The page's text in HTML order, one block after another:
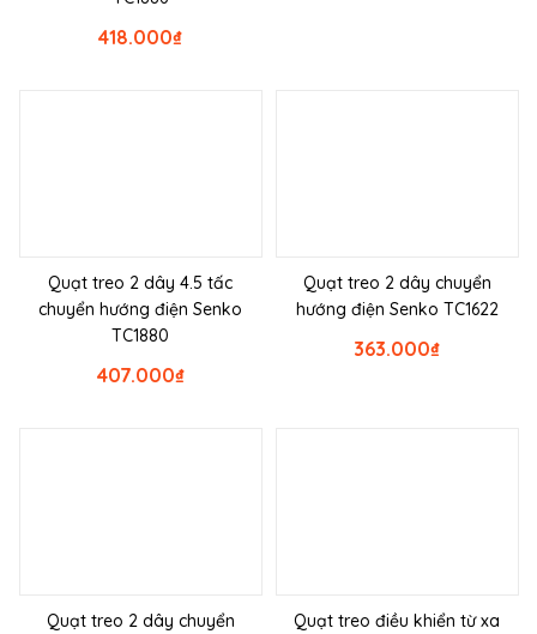
₫
418.000
Quạt treo 2 dây 4.5 tấc
chuyển hướng điện Senko
TC1880
₫
407.000
Quạt treo 2 dây chuyển
hướng điện Senko TC1622
₫
363.000
Quạt treo 2 dây chuyển
Quạt treo điều khiển từ xa